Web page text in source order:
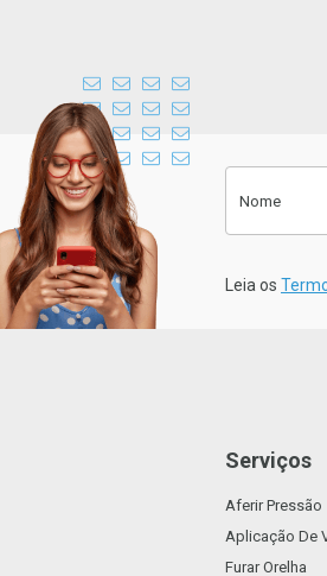
Nome
Leia os
Serviços
Aferir Pressão
Aplicação De
Furar Orelha
Anexe a sua Receita
Clique aqui